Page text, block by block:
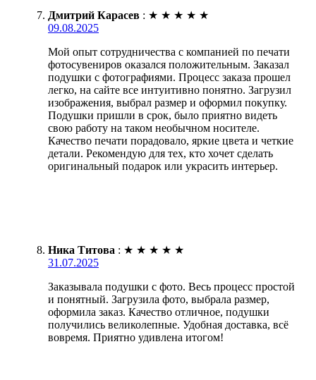
Дмитрий Карасев : ★ ★ ★ ★ ★
09.08.2025
Мой опыт сотрудничества с компанией по печати
фотосувениров оказался положительным. Заказал
подушки с фотографиями. Процесс заказа прошел
легко, на сайте все интуитивно понятно. Загрузил
изображения, выбрал размер и оформил покупку.
Подушки пришли в срок, было приятно видеть
свою работу на таком необычном носителе.
Качество печати порадовало, яркие цвета и четкие
детали. Рекомендую для тех, кто хочет сделать
оригинальный подарок или украсить интерьер.
Ника Титова : ★ ★ ★ ★ ★
31.07.2025
Заказывала подушки с фото. Весь процесс простой
и понятный. Загрузила фото, выбрала размер,
оформила заказ. Качество отличное, подушки
получились великолепные. Удобная доставка, всё
вовремя. Приятно удивлена итогом!